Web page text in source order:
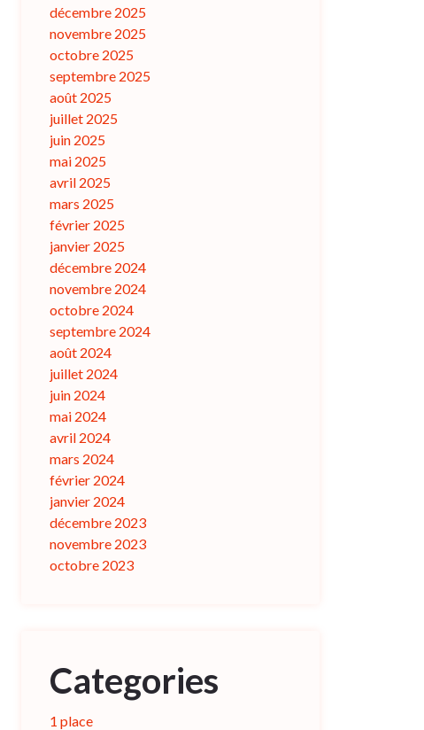
décembre 2025
novembre 2025
octobre 2025
septembre 2025
août 2025
juillet 2025
juin 2025
mai 2025
avril 2025
mars 2025
février 2025
janvier 2025
décembre 2024
novembre 2024
octobre 2024
septembre 2024
août 2024
juillet 2024
juin 2024
mai 2024
avril 2024
mars 2024
février 2024
janvier 2024
décembre 2023
novembre 2023
octobre 2023
Categories
1 place